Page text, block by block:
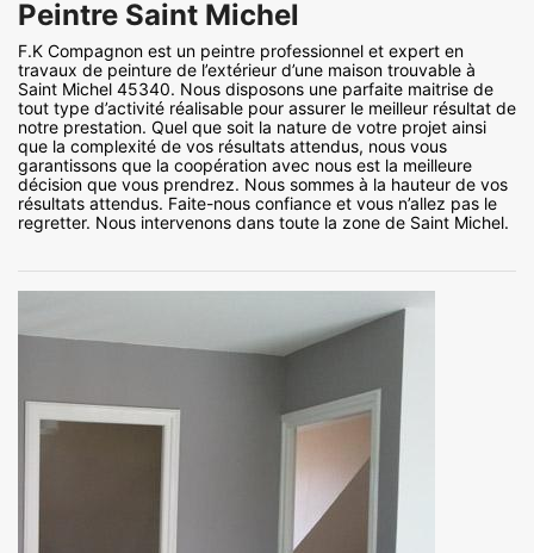
Peintre Saint Michel
F.K Compagnon est un peintre professionnel et expert en
travaux de peinture de l’extérieur d’une maison trouvable à
Saint Michel 45340. Nous disposons une parfaite maitrise de
tout type d’activité réalisable pour assurer le meilleur résultat de
notre prestation. Quel que soit la nature de votre projet ainsi
que la complexité de vos résultats attendus, nous vous
garantissons que la coopération avec nous est la meilleure
décision que vous prendrez. Nous sommes à la hauteur de vos
résultats attendus. Faite-nous confiance et vous n’allez pas le
regretter. Nous intervenons dans toute la zone de Saint Michel.